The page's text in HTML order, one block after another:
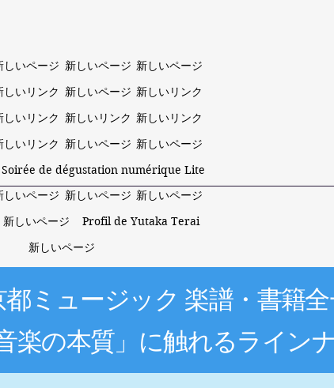
しいページ 新しいページ 新しいページ
しいリンク 新しいページ 新しいリンク
しいリンク 新しいリンク 新しいリンク
しいリンク 新しいページ 新しいページ
de dégustation numérique Lite
しいページ 新しいページ 新しいページ
新しいページ
Profil de Yutaka Terai
新しいページ
都ミュージック 楽譜・書籍全
音楽の本質」に触れるライン